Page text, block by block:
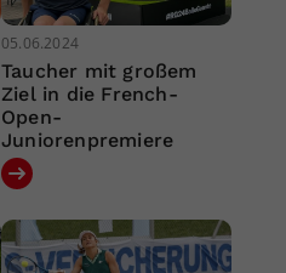
05.06.2024
Taucher mit großem
Ziel in die French-
Open-
Juniorenpremiere